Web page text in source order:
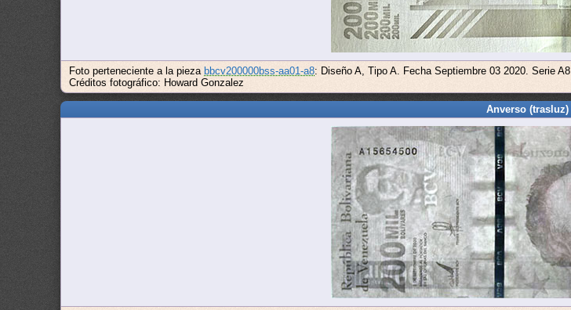
Foto perteneciente a la pieza bbcv200000bss-aa01-a8: Diseño A, Tipo A. Fecha Septiembre 03 2020. Serie A8
Créditos fotográfico: Howard Gonzalez
Anverso (trasluz)